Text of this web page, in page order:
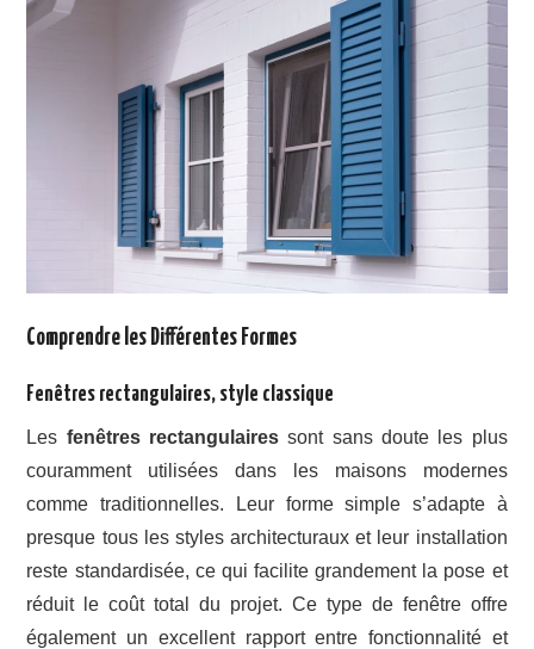
Comprendre les Différentes Formes
Fenêtres rectangulaires, style classique
Les fenêtres rectangulaires sont sans doute les plus
couramment utilisées dans les maisons modernes
comme traditionnelles. Leur forme simple s’adapte à
presque tous les styles architecturaux et leur installation
reste standardisée, ce qui facilite grandement la pose et
réduit le coût total du projet. Ce type de fenêtre offre
également un excellent rapport entre fonctionnalité et